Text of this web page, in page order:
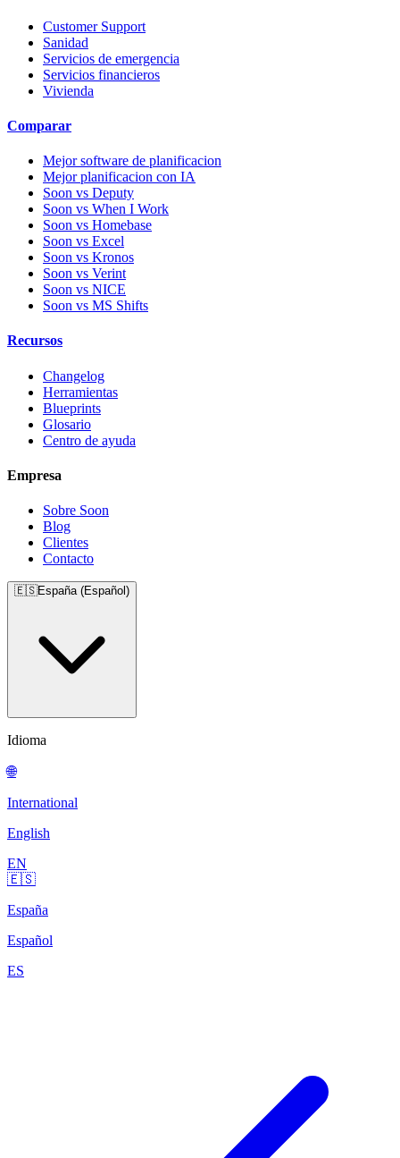
Customer Support
Sanidad
Servicios de emergencia
Servicios financieros
Vivienda
Comparar
Mejor software de planificacion
Mejor planificacion con IA
Soon vs Deputy
Soon vs When I Work
Soon vs Homebase
Soon vs Excel
Soon vs Kronos
Soon vs Verint
Soon vs NICE
Soon vs MS Shifts
Recursos
Changelog
Herramientas
Blueprints
Glosario
Centro de ayuda
Empresa
Sobre Soon
Blog
Clientes
Contacto
🇪🇸España (Español)
Idioma
🌐
International
English
EN
🇪🇸
España
Español
ES